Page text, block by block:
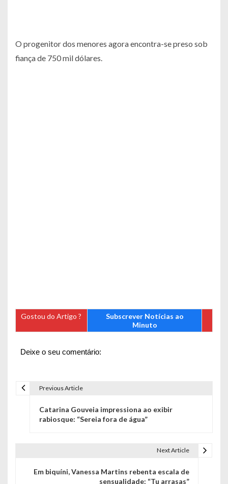
O progenitor dos menores agora encontra-se preso sob
fiança de 750 mil dólares.
Gostou do Artigo ?
Subscrever Notícias ao
Minuto
Deixe o seu comentário:
Previous Article
Catarina Gouveia impressiona ao exibir
rabiosque: “Sereia fora de água”
Next Article
Em biquíni, Vanessa Martins rebenta escala de
sensualidade: “Tu arrasas”